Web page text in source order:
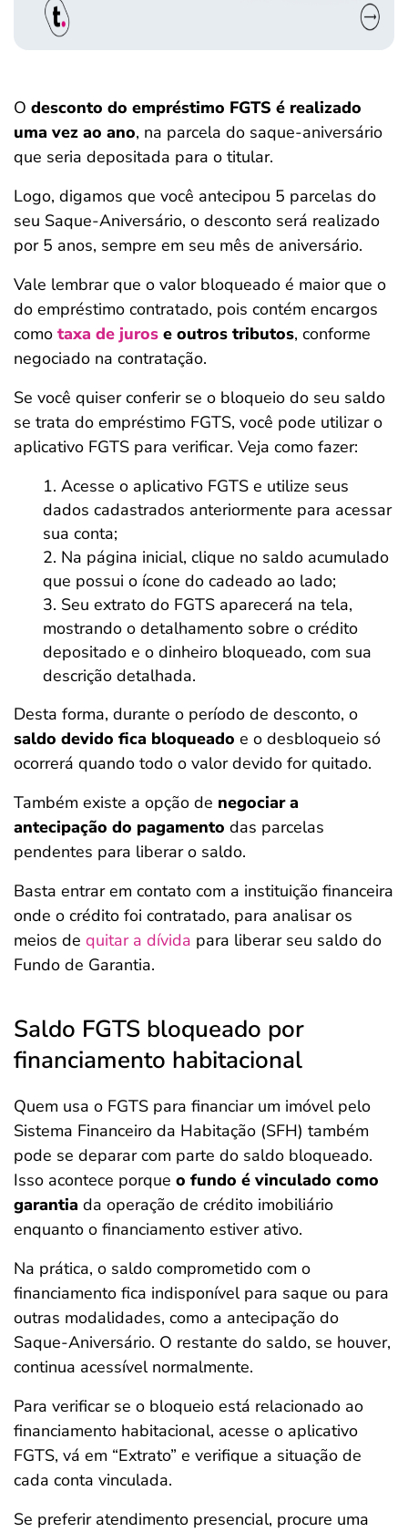
O desconto do empréstimo FGTS é realizado
uma vez ao ano, na parcela do saque-aniversário
que seria depositada para o titular.
Logo, digamos que você antecipou 5 parcelas do
seu Saque-Aniversário, o desconto será realizado
por 5 anos, sempre em seu mês de aniversário.
Vale lembrar que o valor bloqueado é maior que o
do empréstimo contratado, pois contém encargos
como taxa de juros e outros tributos, conforme
negociado na contratação.
Se você quiser conferir se o bloqueio do seu saldo
se trata do empréstimo FGTS, você pode utilizar o
aplicativo FGTS para verificar. Veja como fazer:
Acesse o aplicativo FGTS e utilize seus
dados cadastrados anteriormente para acessar
sua conta;
Na página inicial, clique no saldo acumulado
que possui o ícone do cadeado ao lado;
Seu extrato do FGTS aparecerá na tela,
mostrando o detalhamento sobre o crédito
depositado e o dinheiro bloqueado, com sua
descrição detalhada.
Desta forma, durante o período de desconto, o
saldo devido fica bloqueado e o desbloqueio só
ocorrerá quando todo o valor devido for quitado.
Também existe a opção de negociar a
antecipação do pagamento das parcelas
pendentes para liberar o saldo.
Basta entrar em contato com a instituição financeira
onde o crédito foi contratado, para analisar os
meios de quitar a dívida para liberar seu saldo do
Fundo de Garantia.
Saldo FGTS bloqueado por
financiamento habitacional
Quem usa o FGTS para financiar um imóvel pelo
Sistema Financeiro da Habitação (SFH) também
pode se deparar com parte do saldo bloqueado.
Isso acontece porque o fundo é vinculado como
garantia da operação de crédito imobiliário
enquanto o financiamento estiver ativo.
Na prática, o saldo comprometido com o
financiamento fica indisponível para saque ou para
outras modalidades, como a antecipação do
Saque-Aniversário. O restante do saldo, se houver,
continua acessível normalmente.
Para verificar se o bloqueio está relacionado ao
financiamento habitacional, acesse o aplicativo
FGTS, vá em “Extrato” e verifique a situação de
cada conta vinculada.
Se preferir atendimento presencial, procure uma